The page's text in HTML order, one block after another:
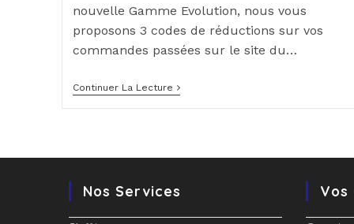
nouvelle Gamme Evolution, nous vous
proposons 3 codes de réductions sur vos
commandes passées sur le site du…
Continuer La LectureRéductions
Couesnon
Nos Services Vos